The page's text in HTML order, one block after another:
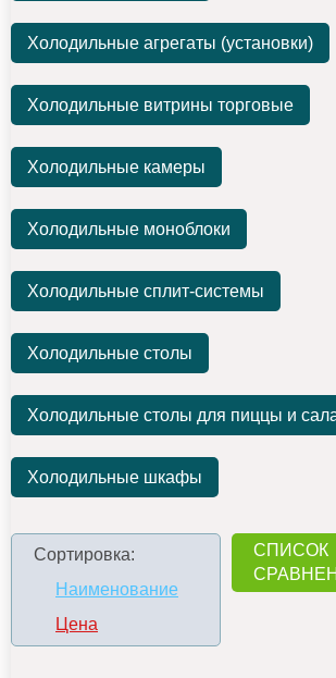
Холодильные агрегаты (установки)
Холодильные витрины торговые
Холодильные камеры
Холодильные моноблоки
Холодильные сплит-системы
Холодильные столы
Холодильные столы для пиццы и
Холодильные шкафы
Сортировка:
Наименование
Цена
СПИСОК